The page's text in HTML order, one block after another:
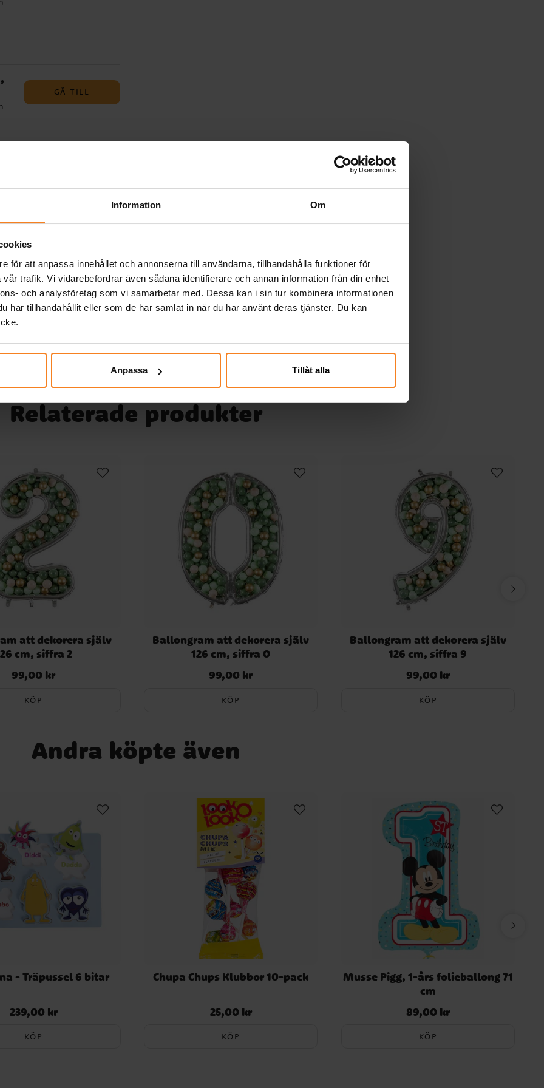
Information Om
för att anpassa innehållet och annonserna till användarna, tillhandahålla funktioner för
trafik. Vi vidarebefordrar även sådana identifierare och annan information från din enhet
och analysföretag som vi samarbetar med. Dessa kan i sin tur kombinera informationen
har tillhandahållit eller som de har samlat in när du har använt deras tjänster. Du kan
Anpassa Tillåt alla
GÅ TILL
KÖP
Relaterade produkter
att dekorera själv
cm, siffra 2
Pris:99,00 kr
99,00 kr
KÖP
Ballongram att dekorera själv
126 cm, siffra 0
Pris:99,00 kr
99,00 kr
KÖP
Ballongram att dekorera själv
126 cm, siffra 9
Pris:99,00 kr
99,00 kr
KÖP
Andra köpte även
- Träpussel 6 bitar
Pris:239,00 kr
239,00 kr
KÖP
Chupa Chups Klubbor 10-pack
Pris:25,00 kr
25,00 kr
KÖP
Musse Pigg, 1-års folieballong 71
cm
Pris:89,00 kr
89,00 kr
KÖP